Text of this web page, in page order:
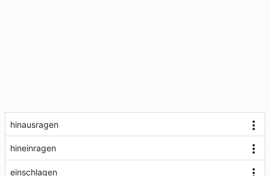
hinausragen
hineinragen
einschlagen